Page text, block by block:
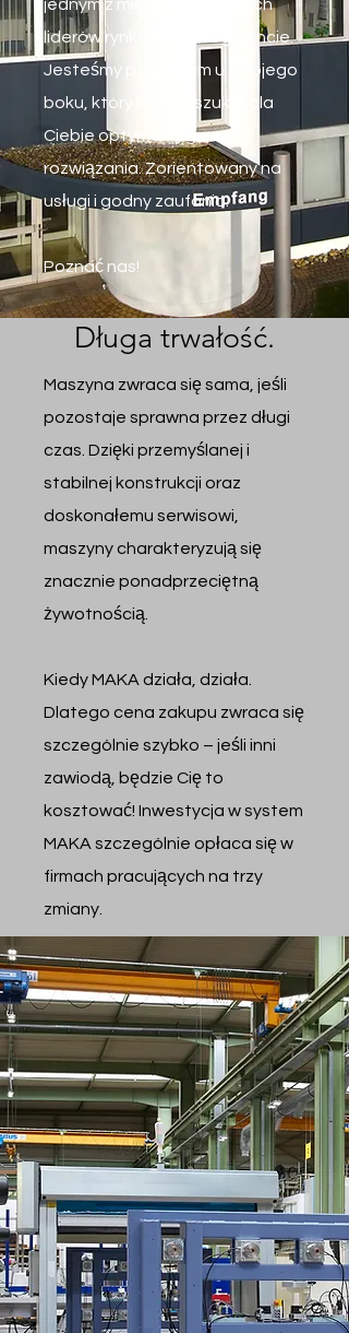
jednym z międzynarodowych
liderów rynku w tym segmencie.
Jesteśmy partnerem u Twojego
boku, który będzie szukał dla
Ciebie optymalnego
rozwiązania. Zorientowany na
usługi i godny zaufania.
Poznać nas!
Długa trwałość.
Maszyna zwraca się sama, jeśli
pozostaje sprawna przez długi
czas. Dzięki przemyślanej i
stabilnej konstrukcji oraz
doskonałemu serwisowi,
maszyny charakteryzują się
znacznie ponadprzeciętną
żywotnością.
Kiedy MAKA działa, działa.
Dlatego cena zakupu zwraca się
szczególnie szybko – jeśli inni
zawiodą, będzie Cię to
kosztować! Inwestycja w system
MAKA szczególnie opłaca się w
firmach pracujących na trzy
zmiany.